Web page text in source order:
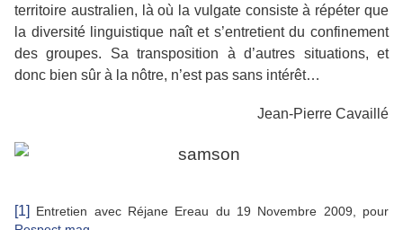
territoire australien, là où la vulgate consiste à répéter que
la diversité linguistique naît et s’entretient du confinement
des groupes. Sa transposition à d’autres situations, et
donc bien sûr à la nôtre, n’est pas sans intérêt…
Jean-Pierre Cavaillé
[1]
Entretien avec Réjane Ereau du 19 Novembre 2009, pour